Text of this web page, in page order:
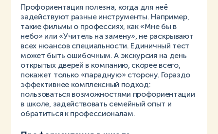
Профориентация полезна, когда для неё
задействуют разные инструменты. Например,
такие фильмы о профессиях, как «Мне бы в
небо» или «Учитель на замену», не раскрывают
всех нюансов специальности. Единичный тест
может быть ошибочным. А экскурсия на день
открытых дверей в компанию, скорее всего,
покажет только «парадную» сторону. Гораздо
эффективнее комплексный подход:
пользоваться возможностями профориентации
в школе, задействовать семейный опыт и
обратиться к профессионалам.